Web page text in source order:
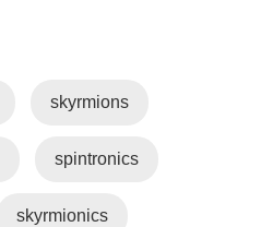
skyrmions
spintronics
skyrmionics